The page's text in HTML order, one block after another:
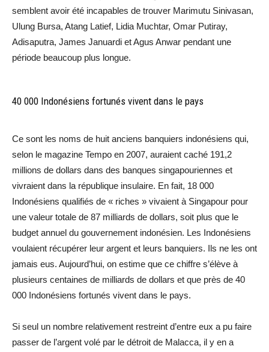
semblent avoir été incapables de trouver Marimutu Sinivasan,
Ulung Bursa, Atang Latief, Lidia Muchtar, Omar Putiray,
Adisaputra, James Januardi et Agus Anwar pendant une
période beaucoup plus longue.
40 000 Indonésiens fortunés vivent dans le pays
Ce sont les noms de huit anciens banquiers indonésiens qui,
selon le magazine Tempo en 2007, auraient caché 191,2
millions de dollars dans des banques singapouriennes et
vivraient dans la république insulaire. En fait, 18 000
Indonésiens qualifiés de « riches » vivaient à Singapour pour
une valeur totale de 87 milliards de dollars, soit plus que le
budget annuel du gouvernement indonésien. Les Indonésiens
voulaient récupérer leur argent et leurs banquiers. Ils ne les ont
jamais eus. Aujourd’hui, on estime que ce chiffre s’élève à
plusieurs centaines de milliards de dollars et que près de 40
000 Indonésiens fortunés vivent dans le pays.
Si seul un nombre relativement restreint d’entre eux a pu faire
passer de l’argent volé par le détroit de Malacca, il y en a